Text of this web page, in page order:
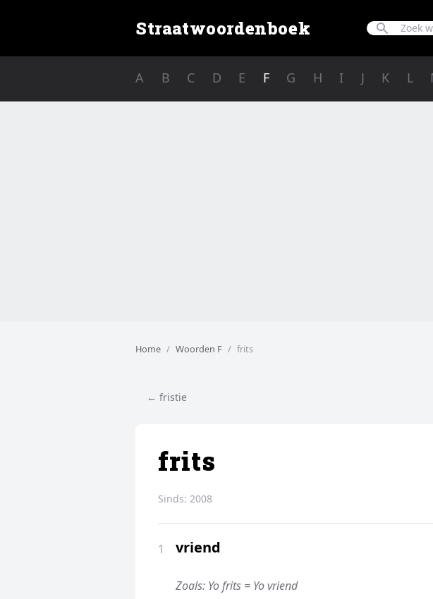
Straatwoordenboek
A B C D E F G H I J K L
Home Woorden F frits
← fristie
frits
Sinds: 2008
1 vriend
Zoals: Yo frits = Yo vriend